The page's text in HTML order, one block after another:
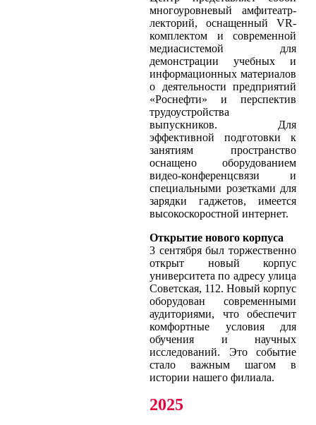
многоуровневый амфитеатр-
лекторий, оснащенный VR-
комплектом и современной
медиасистемой для
демонстрации учебных и
информационных материалов
о деятельности предприятий
«Роснефти» и перспектив
трудоустройства
выпускников. Для
эффективной подготовки к
занятиям пространство
оснащено оборудованием
видео-конференцсвязи и
специальными розетками для
зарядки гаджетов, имеется
высокоскоростной интернет.
Открытие нового корпуса
3 сентября был торжественно
открыт новый корпус
университета по адресу улица
Советская, 112. Новый корпус
оборудован современными
аудиториями, что обеспечит
комфортные условия для
обучения и научных
исследований. Это событие
стало важным шагом в
истории нашего филиала.
2025